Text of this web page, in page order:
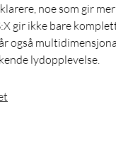
noe som gir
gir ikke bare
også
lydopplevelse.